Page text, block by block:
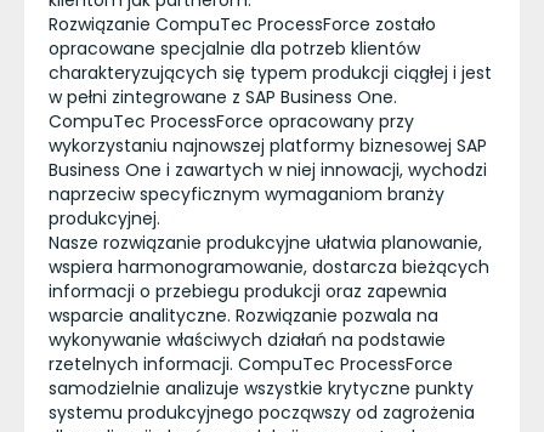
Rozwiązanie CompuTec ProcessForce zostało
opracowane specjalnie dla potrzeb klientów
charakteryzujących się typem produkcji ciągłej i jest
w pełni zintegrowane z SAP Business One.
CompuTec ProcessForce opracowany przy
wykorzystaniu najnowszej platformy biznesowej SAP
Business One i zawartych w niej innowacji, wychodzi
naprzeciw specyficznym wymaganiom branży
produkcyjnej.
Nasze rozwiązanie produkcyjne ułatwia planowanie,
wspiera harmonogramowanie, dostarcza bieżących
informacji o przebiegu produkcji oraz zapewnia
wsparcie analityczne. Rozwiązanie pozwala na
wykonywanie właściwych działań na podstawie
rzetelnych informacji. CompuTec ProcessForce
samodzielnie analizuje wszystkie krytyczne punkty
systemu produkcyjnego począwszy od zagrożenia